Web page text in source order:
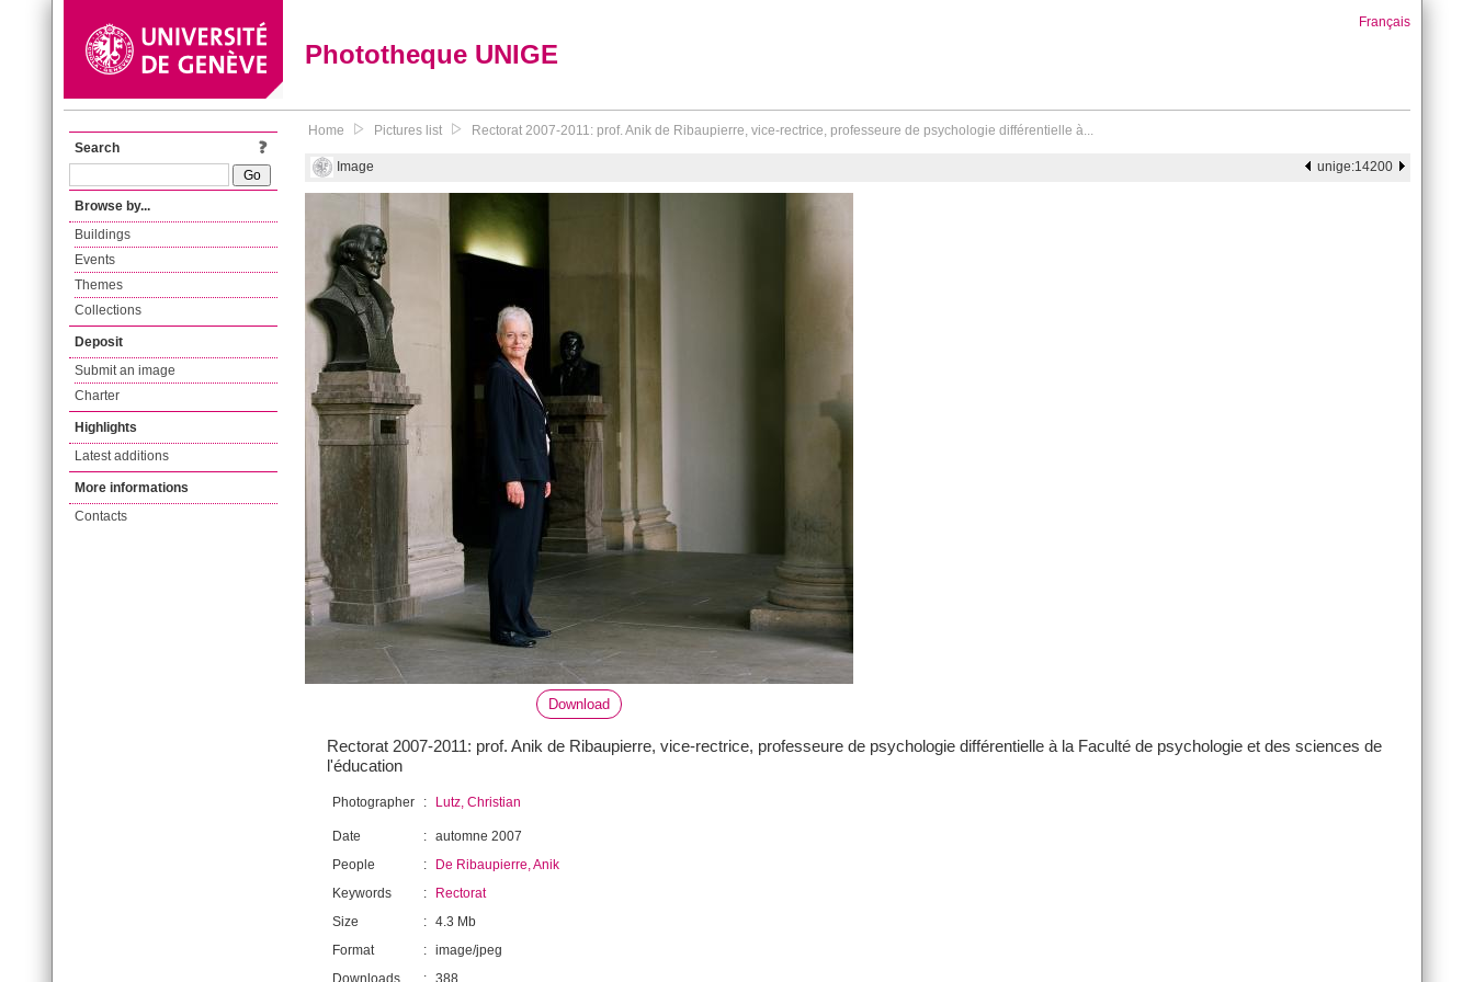
Phototheque UNIGE
Français
Search
Browse by...
Buildings
Events
Themes
Collections
Deposit
Submit an image
Charter
Highlights
Latest additions
More informations
Contacts
Home Pictures list Rectorat 2007-2011: prof. Anik de Ribaupierre, vice-rectrice, professeure de psychologie différentielle à...
Image unige:14200
Download
Rectorat 2007-2011: prof. Anik de Ribaupierre, vice-rectrice, professeure de psychologie différentielle à la Faculté de psychologie et des sciences de
l'éducation
Photographer : Lutz, Christian
Date : automne 2007
People
:
De Ribaupierre, Anik
Keywords
:
Rectorat
Size
: 4.3 Mb
Format
: image/jpeg
Downloads
: 388